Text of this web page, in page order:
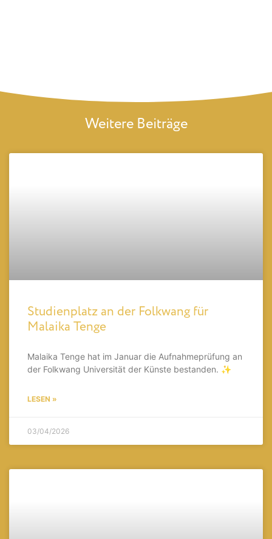
Weitere Beiträge
Studienplatz an der Folkwang für
Malaika Tenge
Malaika Tenge hat im Januar die Aufnahmeprüfung an
der Folkwang Universität der Künste bestanden. ✨
LESEN »
03/04/2026